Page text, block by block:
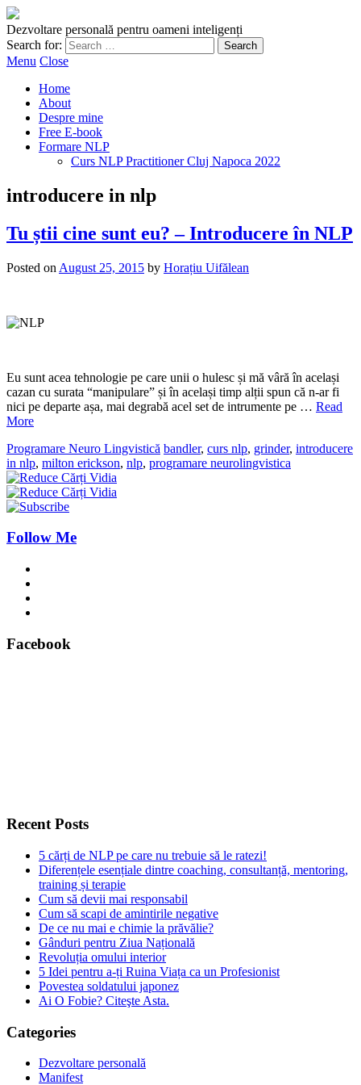
Dezvoltare personală pentru oameni inteligenți
Search for:
Menu Close
Home
About
Despre mine
Free E-book
Formare NLP
Curs NLP Practitioner Cluj Napoca 2022
introducere in nlp
Tu știi cine sunt eu? – Introducere în NLP
Posted on August 25, 2015 by Horațiu Uifălean
Eu sunt acea tehnologie pe care unii o hulesc și mă vâră în același
cazan cu surata “manipulare” și în același timp alții spun că n-ar fi
nici pe departe așa, mai degrabă acel set de intrumente pe … Read
More
Programare Neuro Lingvistică bandler, curs nlp, grinder, introducere
in nlp, milton erickson, nlp, programare neurolingvistica
Follow Me
Facebook
Recent Posts
5 cărți de NLP pe care nu trebuie să le ratezi!
Diferențele esențiale dintre coaching, consultanță, mentoring,
training și terapie
Cum să devii mai responsabil
Cum să scapi de amintirile negative
De ce nu mai e chimie la prăvălie?
Gânduri pentru Ziua Națională
Revoluția omului interior
5 Idei pentru a-ți Ruina Viața ca un Profesionist
Povestea soldatului japonez
Ai O Fobie? Citeşte Asta.
Categories
Dezvoltare personală
Manifest